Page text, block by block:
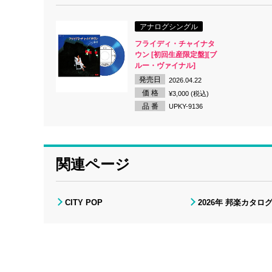
アナログシングル
フライディ・チャイナタ
ウン [初回生産限定盤][ブ
ルー・ヴァイナル]
発売日
2026.04.22
価 格 ¥3,000 (税込)
品 番 UPKY-9136
関連ページ
CITY POP 2026年 邦楽カタロ